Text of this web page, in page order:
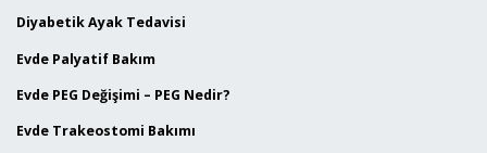
Diyabetik Ayak Tedavisi
Evde Palyatif Bakım
Evde PEG Değişimi – PEG Nedir?
Evde Trakeostomi Bakımı